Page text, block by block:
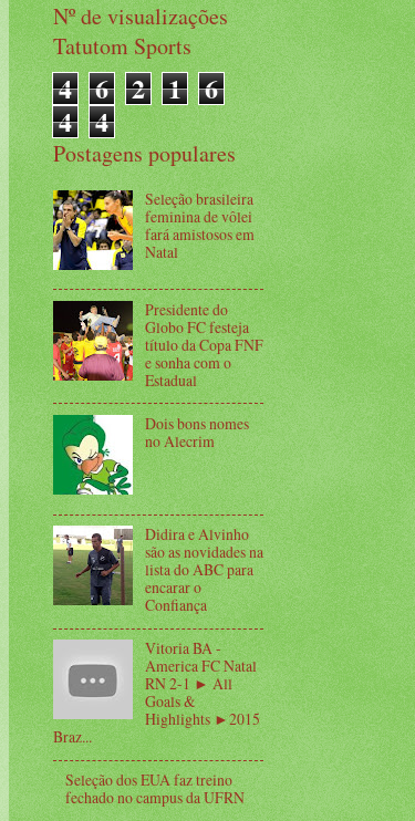
Nº de visualizações
Tatutom Sports
4 6 2 1 6
4 4
Postagens populares
Seleção brasileira
feminina de vôlei
fará amistosos em
Natal
Presidente do
Globo FC festeja
título da Copa FNF
e sonha com o
Estadual
Dois bons nomes
no Alecrim
Didira e Alvinho
são as novidades na
lista do ABC para
encarar o
Confiança
Vitoria BA -
America FC Natal
RN 2-1 ► All
Goals &
Highlights ►2015
Braz...
Seleção dos EUA faz treino
fechado no campus da UFRN